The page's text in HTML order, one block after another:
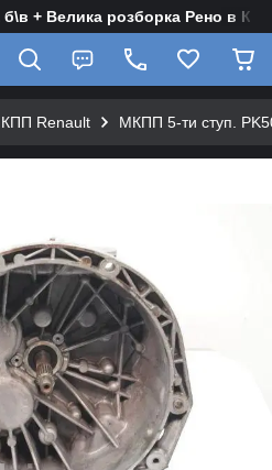
+ Велика розборка Рено в
КПП Renault МКПП 5-ти ступ.